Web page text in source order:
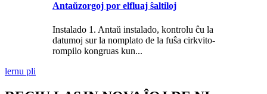
Antaŭzorgoj por elfluaj ŝaltiloj
Instalado 1. Antaŭ instalado, kontrolu ĉu la
datumoj sur la nomplato de la fuŝa cirkvito-
rompilo kongruas kun...
lernu pli